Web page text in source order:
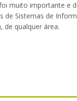
muito importante e
de Sistemas de
de qualquer área.